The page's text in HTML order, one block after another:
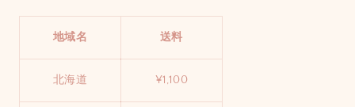
地域名 送料
北海道 ¥1,100